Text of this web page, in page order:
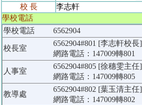
校 長
李志軒
學校電話
學校電話
6562904
校長室
6562904#801 [李志軒校長]
網路電話：147009轉801
人事室
6562904#805 [徐穗雯主任]
網路電話：147009轉805
教導處
6562904#802 [葉玉清主任]
網路電話：147009轉802